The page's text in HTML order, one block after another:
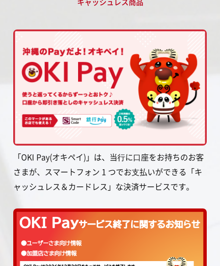
「OKI Pay(オキペイ)」は、当⾏に⼝座をお持ちのお客
さまが、スマートフォン 1 つでお⽀払いができる「キ
ャッシュレス＆カードレス」な決済サービスです。